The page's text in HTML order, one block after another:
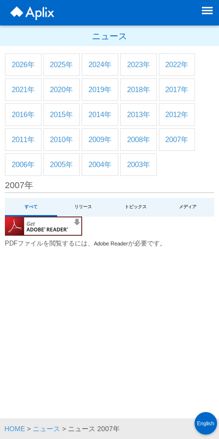
HOME> ニュース > ニュース 2007年
ニュース
2026年 2025年 2024年 2023年 2022年
2021年 2020年 2019年 2018年 2017年
2016年 2015年 2014年 2013年 2012年
2011年 2010年 2009年 2008年 2007年
2006年 2005年 2004年 2003年
2007年
すべて リリース トピックス メディア
PDFファイルを閲覧するには、 Adobe Readerが必要です。
English